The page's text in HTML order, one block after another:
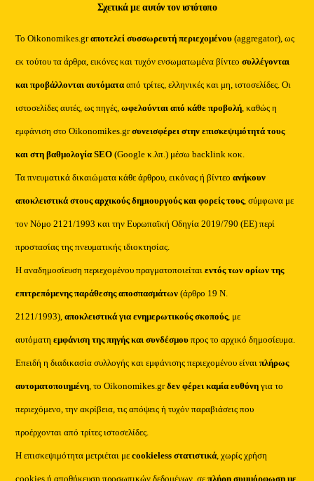
Σχετικά με αυτόν τον ιστότοπο
Το Oikonomikes.grαποτελεί συσσωρευτή περιεχομένου (aggregator), ως
εκ τούτου τα άρθρα, εικόνες και τυχόν ενσωματωμένα βίντεοσυλλέγονται
και προβάλλονται αυτόματααπό τρίτες, ελληνικές και μη, ιστοσελίδες. Οι
ιστοσελίδες αυτές, ως πηγές,ωφελούνται από κάθε προβολή, καθώς η
εμφάνιση στο Oikonomikes.grσυνεισφέρει στην επισκεψιμότητά τους
και στη βαθμολογία SEO (Google κ.λπ.) μέσω backlink κοκ.
Τα πνευματικά δικαιώματα κάθε άρθρου, εικόνας ή βίντεοανήκουν
αποκλειστικά στους αρχικούς δημιουργούς και φορείς τους, σύμφωνα με
τον Νόμο 2121/1993 και την Ευρωπαϊκή Οδηγία 2019/790 (ΕΕ) περί
προστασίας της πνευματικής ιδιοκτησίας.
Η αναδημοσίευση περιεχομένου πραγματοποιείταιεντός των ορίων της
επιτρεπόμενης παράθεσης αποσπασμάτων (άρθρο 19 Ν.
2121/1993), αποκλειστικά για ενημερωτικούς σκοπούς, με
αυτόματηεμφάνιση της πηγής και συνδέσμου προς το αρχικό δημοσίευμα.
Επειδή η διαδικασία συλλογής και εμφάνισης περιεχομένου είναιπλήρως
αυτοματοποιημένη, το Oikonomikes.grδεν φέρει καμία ευθύνη για το
περιεχόμενο, την ακρίβεια, τις απόψεις ή τυχόν παραβιάσεις που
προέρχονται από τρίτες ιστοσελίδες.
Η επισκεψιμότητα μετριέται μεcookieless στατιστικά, χωρίς χρήση
cookies ή αποθήκευση προσωπικών δεδομένων, σεπλήρη συμμόρφωση με